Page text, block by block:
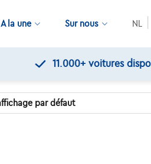
A la une Sur nous NL